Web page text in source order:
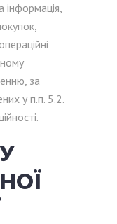
інформація,
за
у п.п. 5.2.